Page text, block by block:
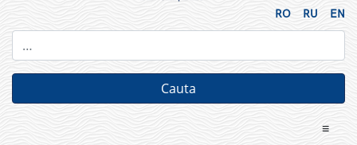
RO RU EN
≡